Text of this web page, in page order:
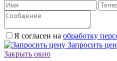
Я согласен на обработку
Запросить
Закрыть окно